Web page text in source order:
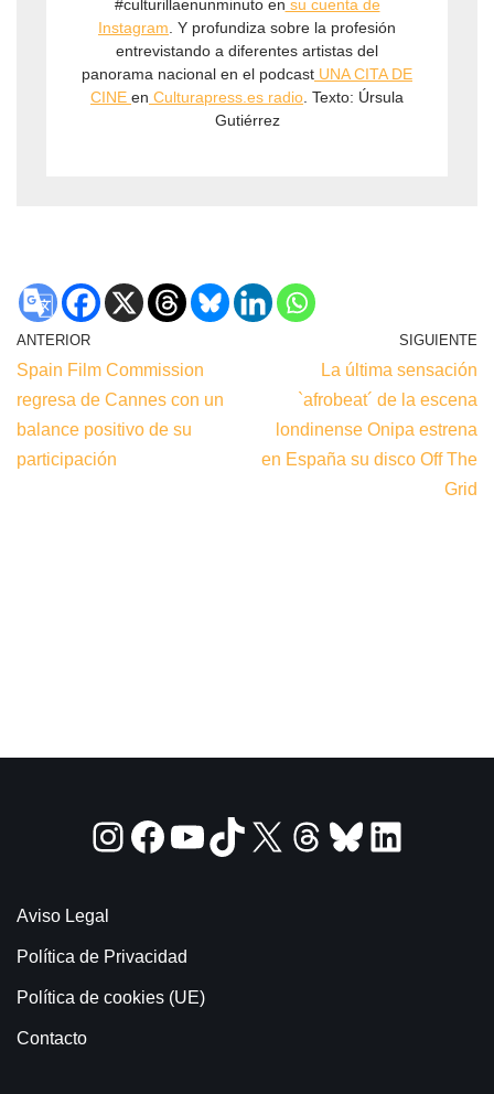
#culturillaenunminuto en ⁠su cuenta de
Instagram⁠ . Y profundiza sobre la profesión
entrevistando a diferentes artistas del
panorama nacional en el podcast ⁠UNA CITA DE
CINE ⁠ en ⁠Culturapress.es radio⁠ . Texto: Úrsula
Gutiérrez
ANTERIOR
Spain Film Commission
regresa de Cannes con un
balance positivo de su
participación
SIGUIENTE
La última sensación
`afrobeat´ de la escena
londinense Onipa estrena
en España su disco Off The
Grid
Aviso Legal
Política de Privacidad
Política de cookies (UE)
Contacto